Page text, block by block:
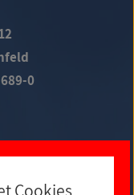
0
Cookies